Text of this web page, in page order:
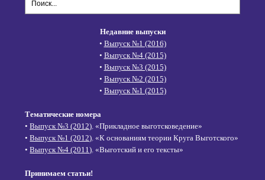
Недавние выпуски
• Выпуск №1 (2016)
• Выпуск №4 (2015)
• Выпуск №3 (2015)
• Выпуск №2 (2015)
• Выпуск №1 (2015)
Тематические номера
•Выпуск №3 (2012) . «Прикладное выготсковедение»
•Выпуск №1 (2012) . «К основаниям теории Круга Выготского»
•Выпуск №4 (2011) . «Выготский и его тексты»
Принимаем статьи!